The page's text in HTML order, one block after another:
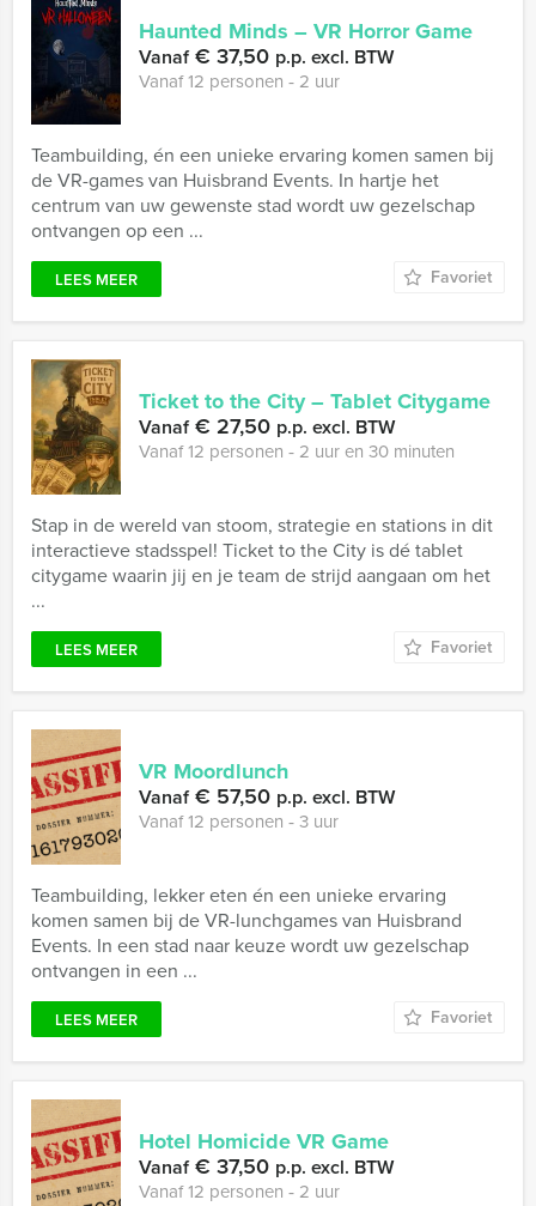
Haunted Minds – VR Horror Game
Vanaf€ 37,50 p.p. excl. BTW
Vanaf 12 personen ‐ 2 uur
Teambuilding, én een unieke ervaring komen samen bij
de VR-games van Huisbrand Events. In hartje het
centrum van uw gewenste stad wordt uw gezelschap
ontvangen op een ...
LEES MEER Favoriet
Ticket to the City – Tablet Citygame
Vanaf€ 27,50 p.p. excl. BTW
Vanaf 12 personen ‐ 2 uur en 30 minuten
Stap in de wereld van stoom, strategie en stations in dit
interactieve stadsspel! Ticket to the City is dé tablet
citygame waarin jij en je team de strijd aangaan om het
...
LEES MEER Favoriet
VR Moordlunch
Vanaf€ 57,50 p.p. excl. BTW
Vanaf 12 personen ‐ 3 uur
Teambuilding, lekker eten én een unieke ervaring
komen samen bij de VR-lunchgames van Huisbrand
Events. In een stad naar keuze wordt uw gezelschap
ontvangen in een ...
LEES MEER Favoriet
Hotel Homicide VR Game
Vanaf€ 37,50 p.p. excl. BTW
Vanaf 12 personen ‐ 2 uur